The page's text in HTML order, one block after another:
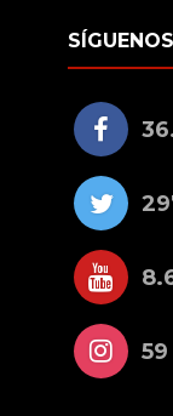
SÍGUENOS
59